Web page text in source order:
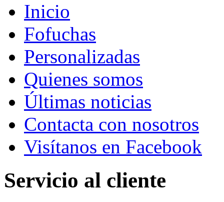
Inicio
Fofuchas
Personalizadas
Quienes somos
Últimas noticias
Contacta con nosotros
Visítanos en Facebook
Servicio al cliente